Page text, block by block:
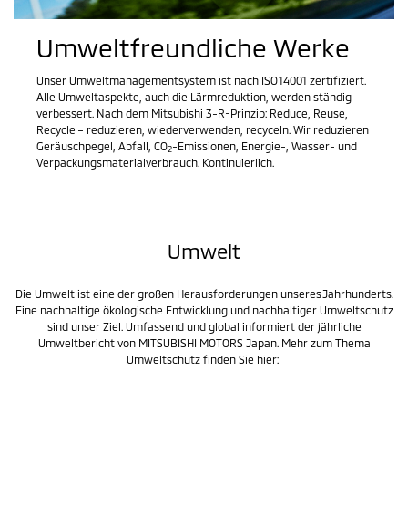
Umweltfreundliche Werke
Unser Umweltmanagementsystem ist nach ISO 14001 zertifiziert.
Alle Umweltaspekte, auch die Lärmreduktion, werden ständig
verbessert. Nach dem Mitsubishi 3-R-Prinzip: Reduce, Reuse,
Recycle – reduzieren, wiederverwenden, recyceln. Wir reduzieren
Geräuschpegel, Abfall, CO2-Emissionen, Energie-, Wasser- und
Verpackungsmaterialverbrauch. Kontinuierlich.
Umwelt
Die Umwelt ist eine der großen Herausforderungen unseres Jahrhunderts.
Eine nachhaltige ökologische Entwicklung und nachhaltiger Umweltschutz
sind unser Ziel. Umfassend und global informiert der jährliche
Umweltbericht von MITSUBISHI MOTORS Japan. Mehr zum Thema
Umweltschutz finden Sie hier: